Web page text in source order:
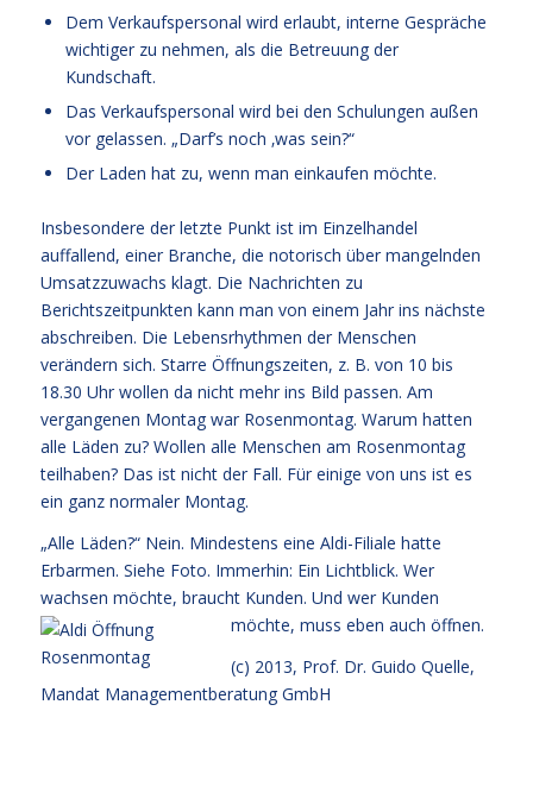
Dem Verkaufspersonal wird erlaubt, interne Gespräche
wichtiger zu nehmen, als die Betreuung der
Kundschaft.
Das Verkaufspersonal wird bei den Schulungen außen
vor gelassen. „Darf’s noch ‚was sein?“
Der Laden hat zu, wenn man einkaufen möchte.
Insbesondere der letzte Punkt ist im Einzelhandel
auffallend, einer Branche, die notorisch über mangelnden
Umsatzzuwachs klagt. Die Nachrichten zu
Berichtszeitpunkten kann man von einem Jahr ins nächste
abschreiben. Die Lebensrhythmen der Menschen
verändern sich. Starre Öffnungszeiten, z. B. von 10 bis
18.30 Uhr wollen da nicht mehr ins Bild passen. Am
vergangenen Montag war Rosenmontag. Warum hatten
alle Läden zu? Wollen alle Menschen am Rosenmontag
teilhaben? Das ist nicht der Fall. Für einige von uns ist es
ein ganz normaler Montag.
„Alle Läden?“ Nein. Mindestens eine Aldi-Filiale hatte
Erbarmen. Siehe Foto. Immerhin: Ein Lichtblick. Wer
wachsen möchte, braucht Kunden. Und wer Kunden
möchte, muss eben auch öffnen.
(c) 2013, Prof. Dr. Guido Quelle,
Mandat Managementberatung GmbH